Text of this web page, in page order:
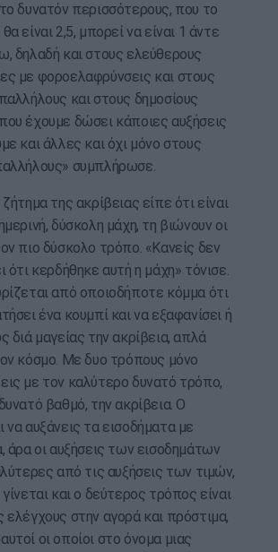
δυνατόν περισσότερους, που το
είναι 2,5, μπορεί να είναι 1 άντε
δηλαδή και στους ελεύθερους
με φοροελαφρύνσεις και στους
και στους δημοσίους
έχουμε δώσει κάποιες αυξήσεις
και άλλες και όχι μόνο στους
συμπλήρωσε.
της ακρίβειας είπε ότι είναι
δύσκολη μάχη, τη βιώνουν οι
πιο δύσκολο τρόπο. «Κανείς δεν
ότι κερδήθηκε αυτή η μάχη» τόνισε.
από οποιοδήποτε κόμμα ότι
ένα κουμπί και να εξαφανίσει ή
διά μαγείας την ακρίβεια, απλά
κόσμο. Με δυο τρόπους μόνο
με τον καλύτερο δυνατό τρόπο,
βαθμό, την ακρίβεια. Ο
να αυξάνεις τα εισοδήματα με
άρα οι αυξήσεις των εισοδημάτων
από τις αυξήσεις των τιμών,
και ο δεύτερος τρόπος είναι
ελέγχους στην αγορά και πρόστιμα,
οι οποίοι στο όνομα μιας